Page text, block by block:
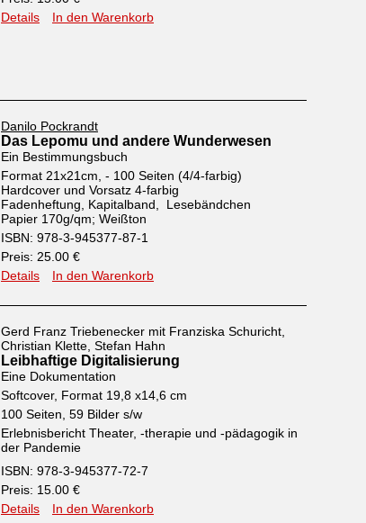
Details
In den Warenkorb
Danilo Pockrandt
Das Lepomu und andere Wunderwesen
Ein Bestimmungsbuch
Format 21x21cm, - 100 Seiten (4/4-farbig)
Hardcover und Vorsatz 4-farbig
Fadenheftung, Kapitalband, Lesebändchen
Papier 170g/qm; Weißton
ISBN: 978-3-945377-87-1
Preis: 25.00 €
Details
In den Warenkorb
Gerd Franz Triebenecker mit Franziska Schuricht,
Christian Klette, Stefan Hahn
Leibhaftige Digitalisierung
Eine Dokumentation
Softcover, Format 19,8 x14,6 cm
100 Seiten, 59 Bilder s/w
Erlebnisbericht Theater, -therapie und -pädagogik in
der Pandemie
ISBN: 978-3-945377-72-7
Preis: 15.00 €
Details
In den Warenkorb